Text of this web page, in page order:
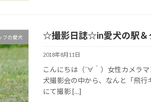
フの愛犬 ☆撮影日誌☆in愛犬の駅＆
2018年8月11日
こんにちは（´∀｀）女性カメラ
犬撮影会の中から、なんと「飛行
にて撮影 […]